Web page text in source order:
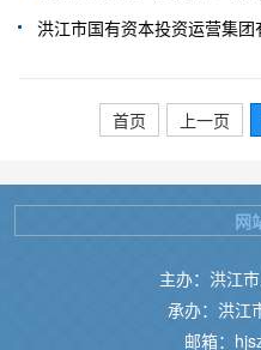
洪江市国有资本投资运营集
首页 上一页
主办：洪江
承办：洪江
邮箱：
网